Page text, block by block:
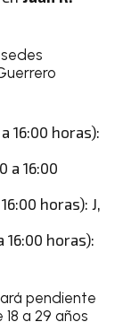
16:00 horas):
a 16:00
horas): J,
16:00 horas):
pendiente
a 29 años